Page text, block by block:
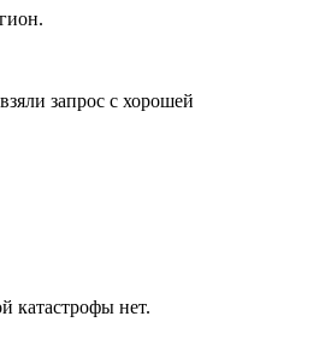
запрос с хорошей
катастрофы нет.